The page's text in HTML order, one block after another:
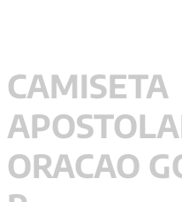
CAMISETA
ORACAO
4º jung
5º byung chul han
6º pré venda
7 biblia